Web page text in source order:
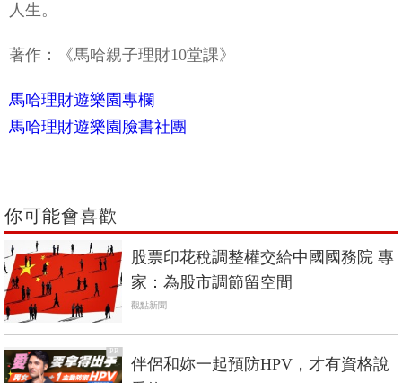
人生。
著作：《馬哈親子理財10堂課》
馬哈理財遊樂園專欄
馬哈理財遊樂園臉書社團
你可能會喜歡
股票印花稅調整權交給中國國務院 專
家：為股市調節留空間
觀點新聞
PR
伴侶和妳一起預防HPV，才有資格說